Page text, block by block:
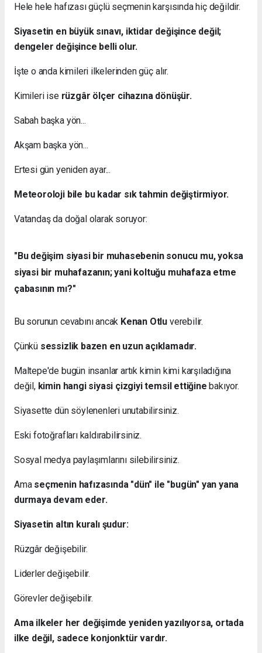
Hele hele hafızası güçlü seçmenin karşısında hiç değildir.
Siyasetin en büyük sınavı, iktidar değişince değil;
dengeler değişince belli olur.
İşte o anda kimileri ilkelerinden güç alır.
Kimileri ise rüzgâr ölçer cihazına dönüşür.
Sabah başka yön...
Akşam başka yön...
Ertesi gün yeniden ayar...
Meteoroloji bile bu kadar sık tahmin değiştirmiyor.
Vatandaş da doğal olarak soruyor:
"Bu değişim siyasi bir muhasebenin sonucu mu, yoksa
siyasi bir muhafazanın; yani koltuğu muhafaza etme
çabasının mı?"
Bu sorunun cevabını ancak Kenan Otlu verebilir.
Çünkü sessizlik bazen en uzun açıklamadır.
Maltepe'de bugün insanlar artık kimin kimi karşıladığına
değil, kimin hangi siyasi çizgiyi temsil ettiğine bakıyor.
Siyasette dün söylenenleri unutabilirsiniz.
Eski fotoğrafları kaldırabilirsiniz.
Sosyal medya paylaşımlarını silebilirsiniz.
Ama seçmenin hafızasında "dün" ile "bugün" yan yana
durmaya devam eder.
Siyasetin altın kuralı şudur:
Rüzgâr değişebilir.
Liderler değişebilir.
Görevler değişebilir.
Ama ilkeler her değişimde yeniden yazılıyorsa, ortada
ilke değil, sadece konjonktür vardır.